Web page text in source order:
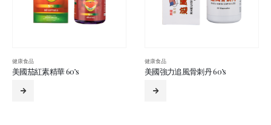
60’s 美國強力追風骨刺丹 60’s 強骨力 60’s